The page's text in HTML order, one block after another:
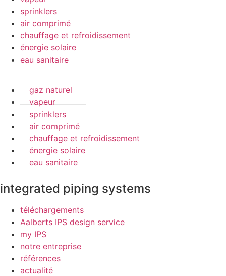
sprinklers
air comprimé
chauffage et refroidissement
énergie solaire
eau sanitaire
gaz naturel
vapeur
sprinklers
air comprimé
chauffage et refroidissement
énergie solaire
eau sanitaire
integrated piping systems
téléchargements
Aalberts IPS design service
my IPS
notre entreprise
références
actualité